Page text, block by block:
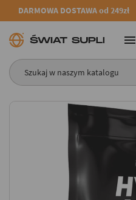
DARMOWA DOSTAWA od 249zł
